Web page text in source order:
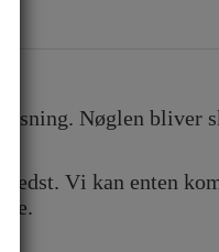
Nøglen bliver
bedst. Vi kan enten